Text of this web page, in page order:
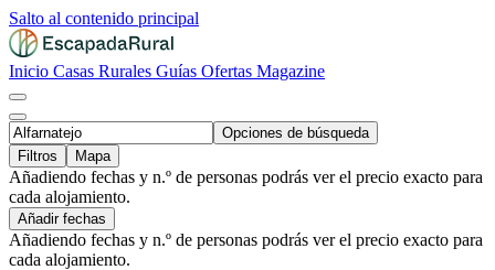
Salto al contenido principal
Inicio Casas Rurales Guías Ofertas Magazine
Opciones de búsqueda
Filtros
Mapa
Añadiendo fechas y n.º de personas podrás ver el precio exacto para
cada alojamiento.
Añadir fechas
Añadiendo fechas y n.º de personas podrás ver el precio exacto para
cada alojamiento.